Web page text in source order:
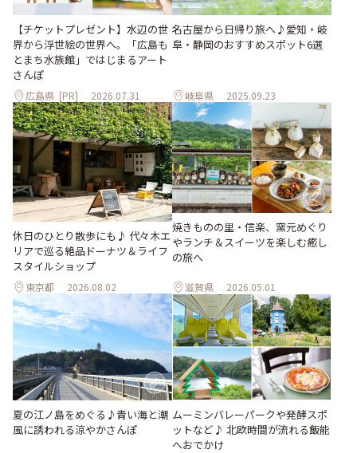
【チケットプレゼント】水辺の世
界から浮世絵の世界へ。「広島も
とまち水族館」ではじまるアート
さんぽ
広島県 [PR] 2026.07.31
名古屋から日帰り旅へ♪愛知・岐
阜・静岡のおすすめスポット6選
岐阜県 2025.09.23
休日のひとり散歩にも♪ 代々木エ
リアで巡る絶品ドーナツ＆ライフ
スタイルショップ
東京都 2026.08.02
焼きものの里・信楽、窯元めぐり
やランチ＆スイーツを楽しむ癒し
の旅へ
滋賀県 2026.05.01
夏の江ノ島をめぐる♪青い海と潮
風に誘われる涼やかさんぽ
ムーミンバレーパークや発酵スポ
ットなど♪ 北欧時間が流れる飯能
へおでかけ